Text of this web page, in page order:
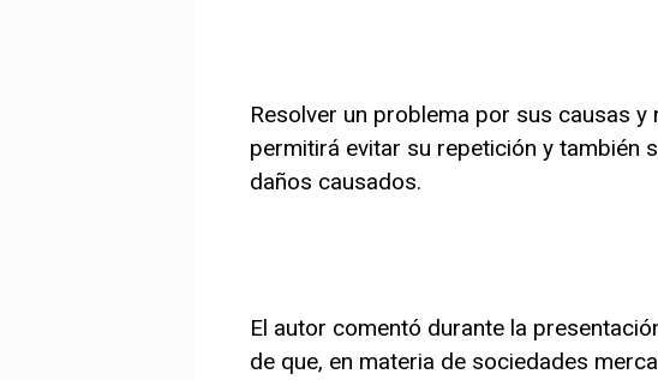
Resolver un problema por sus causas
permitirá evitar su repetición y también
daños causados.
El autor comentó durante la
de que, en materia de sociedades